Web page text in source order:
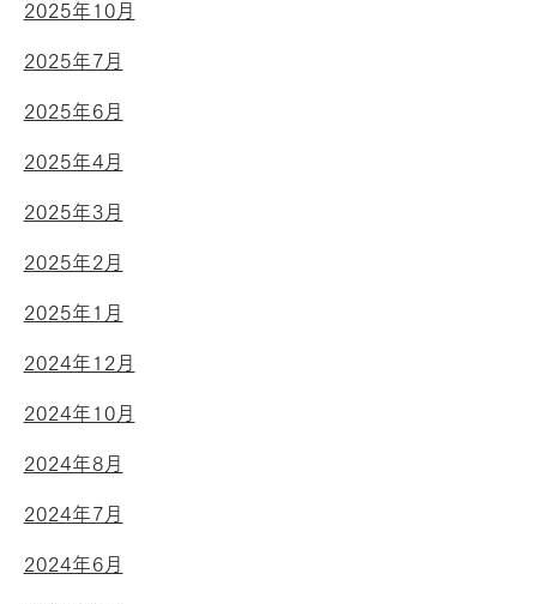
2025年10月
2025年7月
2025年6月
2025年4月
2025年3月
2025年2月
2025年1月
2024年12月
2024年10月
2024年8月
2024年7月
2024年6月